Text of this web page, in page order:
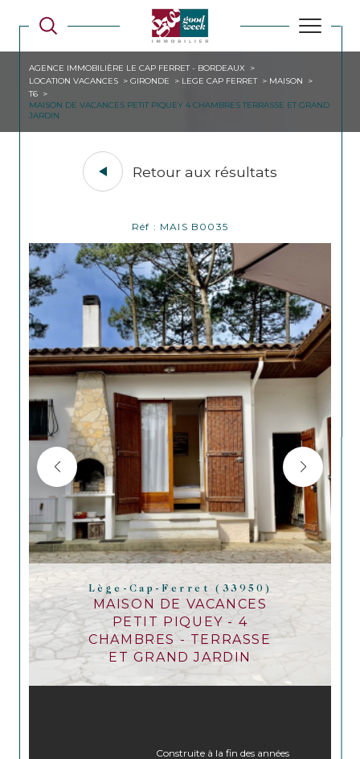
AGENCE IMMOBILIÈRE LE CAP FERRET - BORDEAUX
LOCATION VACANCES
GIRONDE LEGE CAP FERRET
MAISON
T6
MAISON DE VACANCES PETIT PIQUEY 4 CHAMBRES TERRASSE ET GRAND
JARDIN
Retour aux résultats
Réf : MAIS B0035
Lège-Cap-Ferret (33950)
MAISON DE VACANCES
PETIT PIQUEY - 4
CHAMBRES - TERRASSE
ET GRAND JARDIN